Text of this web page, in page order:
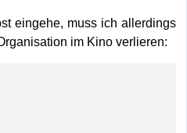
eingehe, muss ich allerdings
im Kino verlieren: